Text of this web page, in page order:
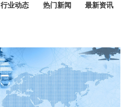
行业动态 热门新闻 最新资讯